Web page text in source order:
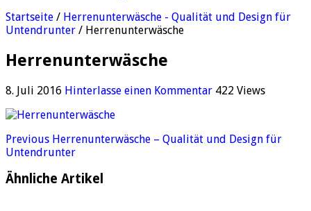
Startseite / Herrenunterwäsche - Qualität und Design für
Untendrunter / Herrenunterwäsche
Herrenunterwäsche
8. Juli 2016 Hinterlasse einen Kommentar 422 Views
Previous Herrenunterwäsche – Qualität und Design für
Untendrunter
Ähnliche Artikel